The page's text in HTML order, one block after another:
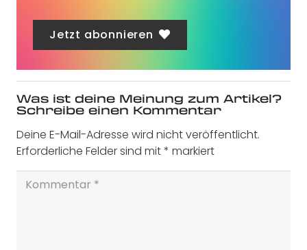
Jetzt abonnieren
Was ist deine Meinung zum Artikel?
Schreibe einen Kommentar
Deine E-Mail-Adresse wird nicht veröffentlicht.
Erforderliche Felder sind mit* markiert